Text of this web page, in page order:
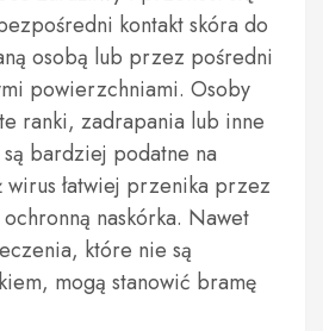
kontakt skóra do
osobą lub przez pośredni
powierzchniami. Osoby
ranki, zadrapania lub inne
bardziej podatne na
łatwiej przenika przez
naskórka. Nawet
które nie są
mogą stanowić bramę